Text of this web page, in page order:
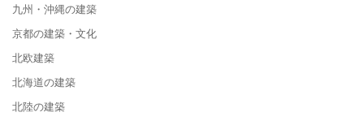
九州・沖縄の建築
京都の建築・文化
北欧建築
北海道の建築
北陸の建築